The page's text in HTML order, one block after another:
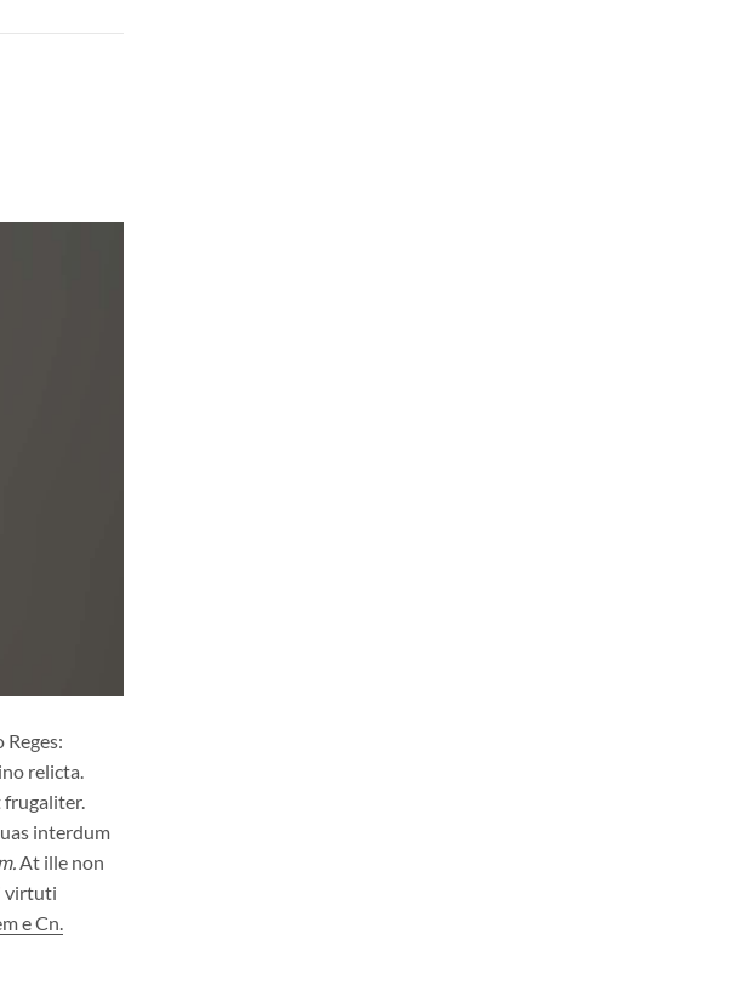
Reges:
relicta.
frugaliter.
interdum
At ille non
virtuti
e Cn.